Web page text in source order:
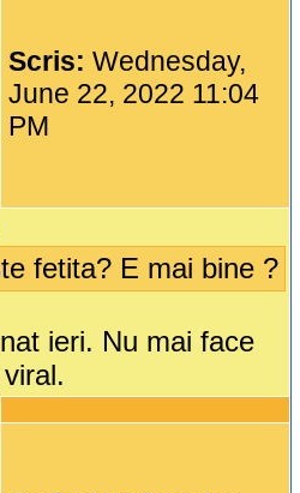
Scris:Wednesday,
June 22, 2022 11:04
PM
fetita? E mai bine ?
ieri. Nu mai face